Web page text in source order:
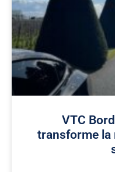
VTC
transforme la